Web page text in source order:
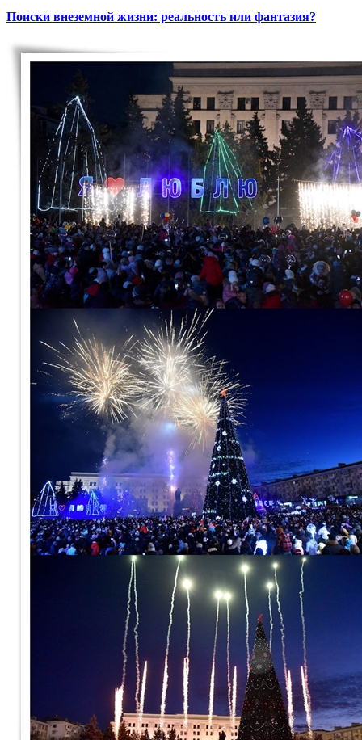
Поиски внеземной жизни: реальность или фантазия?